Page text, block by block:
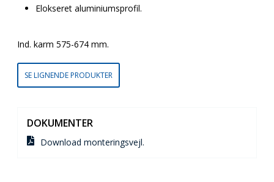
Elokseret aluminiumsprofil.
Ind. karm 575-674 mm.
SE LIGNENDE PRODUKTER
DOKUMENTER
Download monteringsvejl.